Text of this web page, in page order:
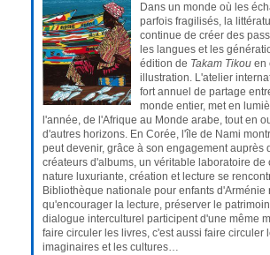
Dans un monde où les
parfois fragilisés, la
continue de créer des
les langues et les
édition de Takam Tikou en
illustration. L'atelier
fort annuel de partage
monde entier, met en
l'année, de l'Afrique au Monde arabe, tout en
d'autres horizons. En Corée, l'île de Nami
peut devenir, grâce à son engagement auprès
créateurs d'albums, un véritable laboratoire de
nature luxuriante, création et lecture se
Bibliothèque nationale pour enfants d'Arménie
qu'encourager la lecture, préserver le
dialogue interculturel participent d'une même
faire circuler les livres, c'est aussi faire circuler
imaginaires et les cultures…